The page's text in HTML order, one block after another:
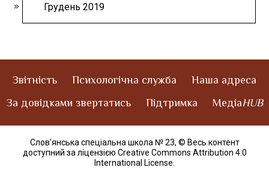
Грудень 2019
Звітність Психологічна служба
Наша адреса
За довідками звертатись
Підтримка МедіаHUB
Слов'янська спеціальна школа № 23, © Весь контент
доступний за ліцензією Creative Commons Attribution 4.0
International License